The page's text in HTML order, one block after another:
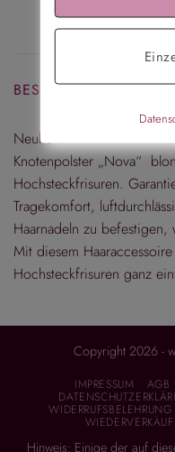
BESCHREIBUNG
Neuheit!
Knotenpolster „Nova“
Hochsteckfrisuren.
Tragekomfort,
Haarnadeln zu befestigen,
Mit diesem
Hochsteckfrisuren ganz
Copyright 2026 -
IMPRESSUM AGB
Hinweis: Einige der auf